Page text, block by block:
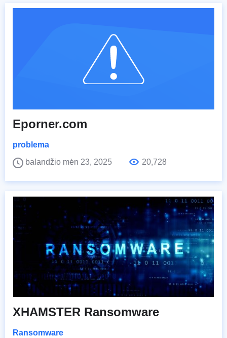
Eporner.com
problema
balandžio mėn 23, 2025
20,728
XHAMSTER Ransomware
Ransomware